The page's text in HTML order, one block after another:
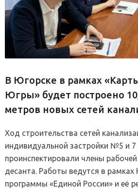
В Югорске в рамках
Югры» будет построено
метров новых сетей
Ход строительства сетей
индивидуальной застройки №5 и 7
проинспектировали члены
десанта. Работы ведутся в
программы «Единой России» и её